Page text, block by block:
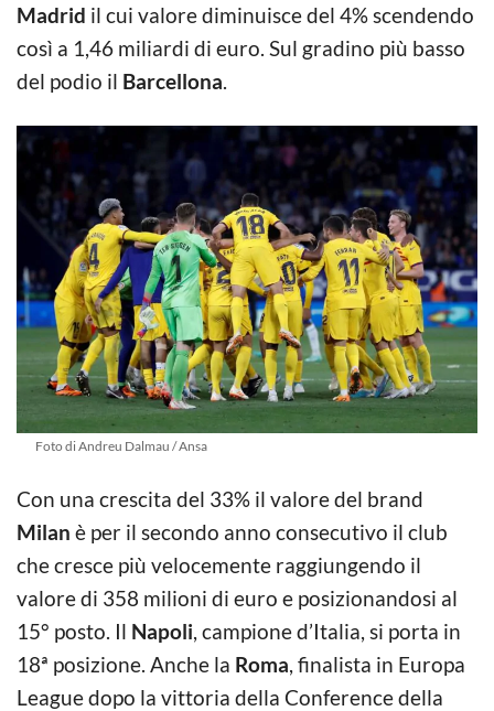
Madrid il cui valore diminuisce del 4% scendendo
così a 1,46 miliardi di euro. Sul gradino più basso
del podio il Barcellona.
Foto di Andreu Dalmau / Ansa
Con una crescita del 33% il valore del brand
Milan è per il secondo anno consecutivo il club
che cresce più velocemente raggiungendo il
valore di 358 milioni di euro e posizionandosi al
15° posto. Il Napoli, campione d’Italia, si porta in
18ª posizione. Anche la Roma, finalista in Europa
League dopo la vittoria della Conference della